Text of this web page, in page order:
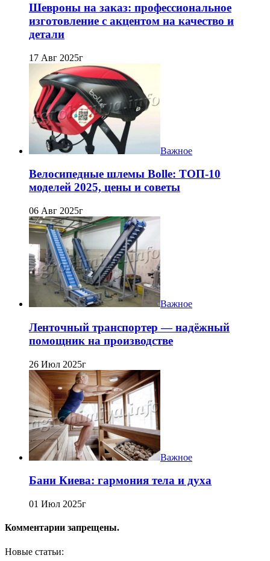
Шевроны на заказ: профессиональное
изготовление с акцентом на качество и
детали
17 Авг 2025г
Важное
Велосипедные шлемы Bolle: ТОП-10
моделей 2025, цены и советы
06 Авг 2025г
Важное
Ленточный транспортер — надёжный
помощник на производстве
26 Июл 2025г
Важное
Бани Киева: гармония тела и духа
01 Июл 2025г
Комментарии запрещены.
Новые статьи: